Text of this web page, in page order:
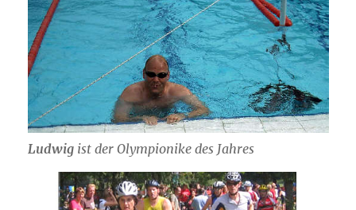
Ludwigist der Olympionike des Jahres